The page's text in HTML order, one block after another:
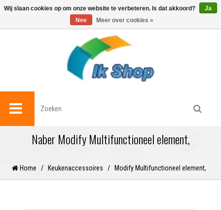
0
Naber Modify Multifunctioneel element,
Home / Keukenaccessoires / Modify Multifunctioneel element,
Wij slaan cookies op om onze website te verbeteren. Is dat akkoord?
Ja
Nee
Meer over cookies »